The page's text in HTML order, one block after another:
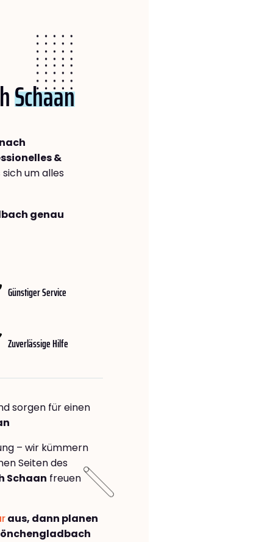
Schaan
&
sich um alles
genau
Günstiger Service
Zuverlässige Hilfe
sorgen für einen
– wir kümmern
Seiten des
Schaan freuen
aus, dann planen